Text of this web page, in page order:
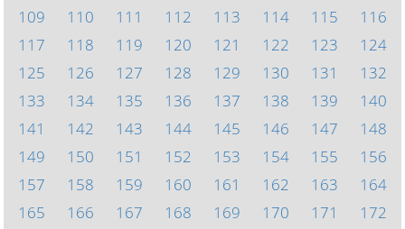
109
110 111 112 113 114 115
116
117
118 119 120 121 122 123
124
125
126 127 128 129 130 131
132
133
134 135 136 137 138 139
140
141
142 143 144 145 146 147
148
149
150 151 152 153 154 155
156
157
158 159 160 161 162 163
164
165
166 167 168 169 170 171
172